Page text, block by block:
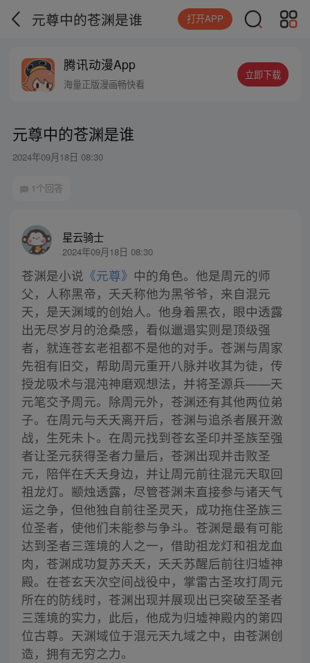
元尊中的苍渊是谁 打开APP
腾讯动漫App
海量正版漫画畅快看
立即下载
元尊中的苍渊是谁
2024年09月18日 08:30
1个回答
星云骑士
2024年09月18日 08:30
苍渊是小说 《元尊》 中的角色。他是周元的师
父，人称黑帝，夭夭称他为黑爷爷，来自混元
天，是天渊域的创始人。他身着黑衣，眼中透露
出无尽岁月的沧桑感，看似邋遢实则是顶级强
者，就连苍玄老祖都不是他的对手。苍渊与周家
先祖有旧交，帮助周元重开八脉并收其为徒，传
授龙吸术与混沌神磨观想法，并将圣源兵——天
元笔交予周元。除周元外，苍渊还有其他两位弟
子。在周元与夭夭离开后，苍渊与追杀者展开激
战，生死未卜。在周元找到苍玄圣印并圣族至强
者让圣元获得圣者力量后，苍渊出现并击败圣
元，陪伴在夭夭身边，并让周元前往混元天取回
祖龙灯。颛烛透露，尽管苍渊未直接参与诸天气
运之争，但他独自前往圣灵天，成功拖住圣族三
位圣者，使他们未能参与争斗。苍渊是最有可能
达到圣者三莲境的人之一，借助祖龙灯和祖龙血
肉，苍渊成功复苏夭夭，夭夭苏醒后前往归墟神
殿。在苍玄天次空间战役中，掌雷古圣攻打周元
所在的防线时，苍渊出现并展现出已突破至圣者
三莲境的实力，此后，他成为归墟神殿内的第四
位古尊。天渊域位于混元天九域之中，由苍渊创
造，拥有无穷之力。